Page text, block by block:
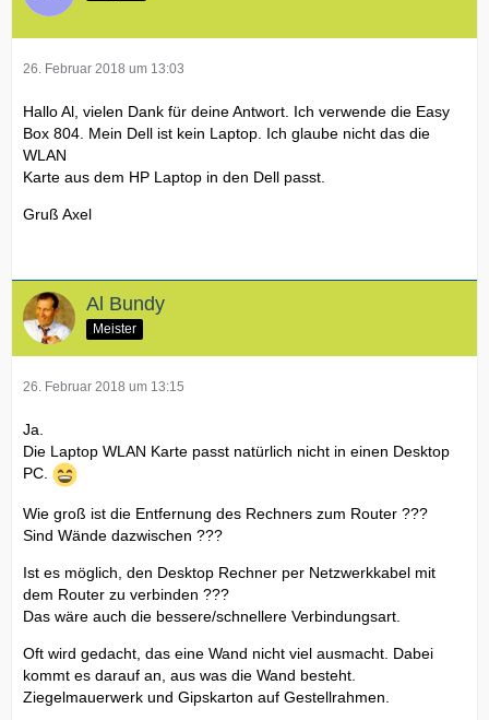
26. Februar 2018 um 13:03
Hallo Al, vielen Dank für deine Antwort. Ich verwende die Easy
Box 804. Mein Dell ist kein Laptop. Ich glaube nicht das die
WLAN
Karte aus dem HP Laptop in den Dell passt.
Gruß Axel
Al Bundy
Meister
26. Februar 2018 um 13:15
Ja.
Die Laptop WLAN Karte passt natürlich nicht in einen Desktop
PC.
Wie groß ist die Entfernung des Rechners zum Router ???
Sind Wände dazwischen ???
Ist es möglich, den Desktop Rechner per Netzwerkkabel mit
dem Router zu verbinden ???
Das wäre auch die bessere/schnellere Verbindungsart.
Oft wird gedacht, das eine Wand nicht viel ausmacht. Dabei
kommt es darauf an, aus was die Wand besteht.
Ziegelmauerwerk und Gipskarton auf Gestellrahmen.